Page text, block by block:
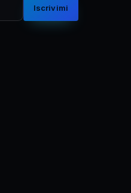
Iscrivimi